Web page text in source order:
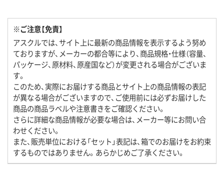
※ご注意【免責】
アスクルでは、サイト上に最新の商品情報を表示するよう努め
ておりますが、メーカーの都合等により、商品規格・仕様（容量、
パッケージ、原材料、原産国など）が変更される場合がございま
す。
このため、実際にお届けする商品とサイト上の商品情報の表記
が異なる場合がございますので、ご使用前には必ずお届けした
商品の商品ラベルや注意書きをご確認ください。
さらに詳細な商品情報が必要な場合は、メーカー等にお問い合
わせください。
また、販売単位における「セット」表記は、箱でのお届けをお約束
するものではありません。あらかじめご了承ください。